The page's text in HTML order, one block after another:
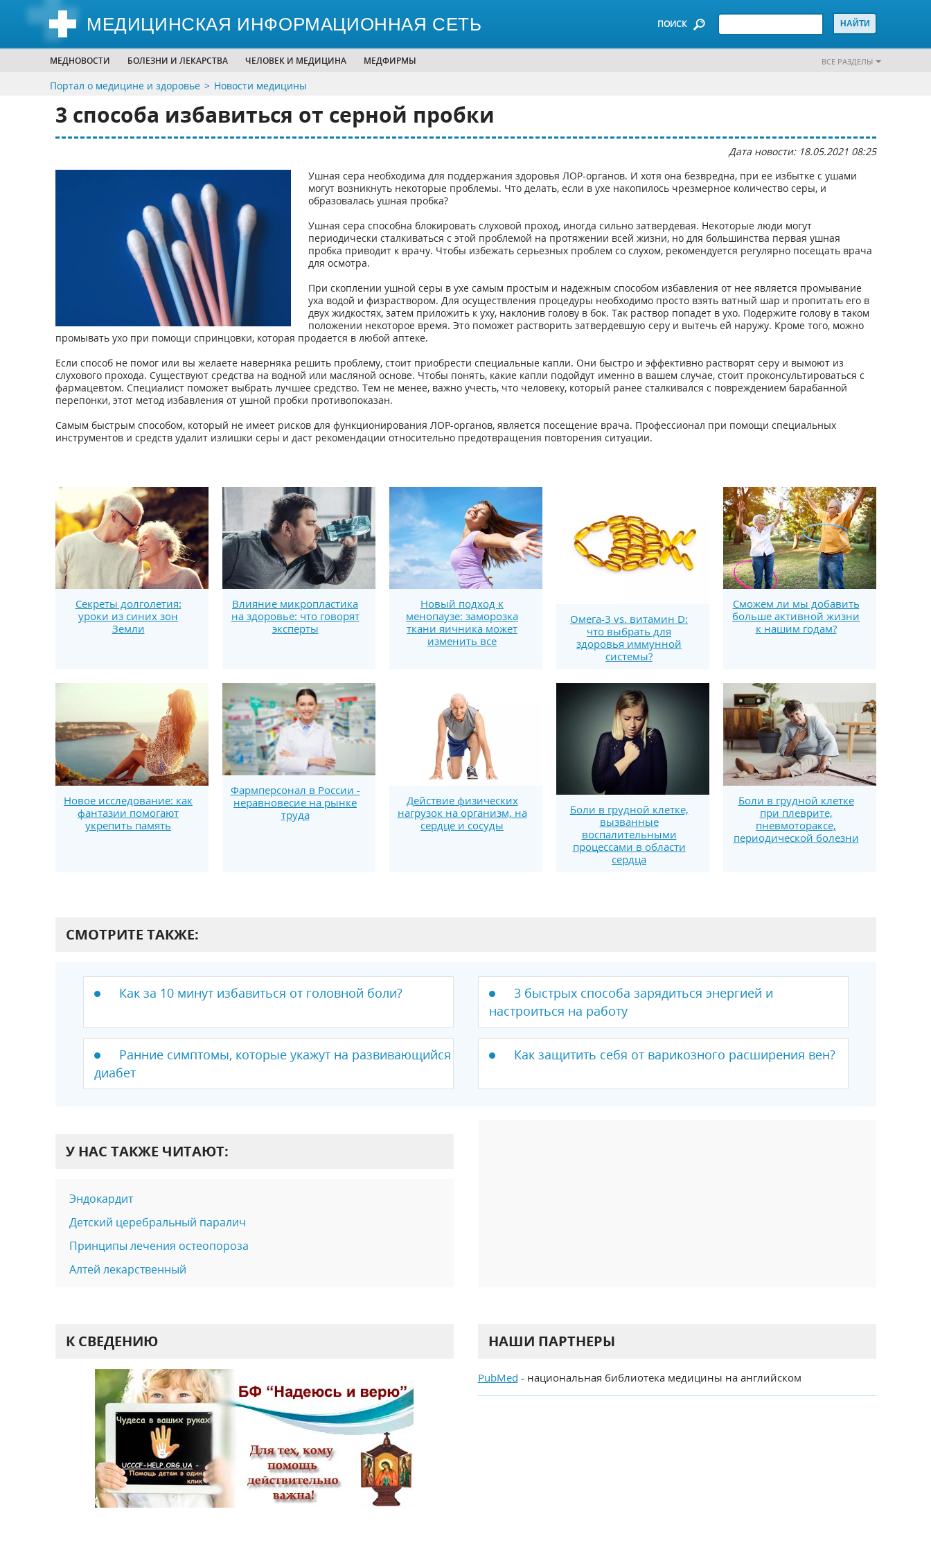
МЕДИЦИНСКАЯ ИНФОРМАЦИОННАЯ СЕТЬ ПОИСК
МЕДНОВОСТИ БОЛЕЗНИ И ЛЕКАРСТВА ЧЕЛОВЕК И МЕДИЦИНА МЕДФИРМЫ ВСЕ РАЗДЕЛЫ
Портал о медицине и здоровье Новости медицины
3 способа избавиться от серной пробки
Дата новости: 18.05.2021 08:25
Ушная сера необходима для поддержания здоровья ЛОР-органов. И хотя она безвредна, при ее избытке c ушами
могут возникнуть некоторые проблемы. Что делать, если в ухе накопилось чрезмерное количество серы, и
образовалась ушная пробка?
Ушная сера способна блокировать слуховой проход, иногда сильно затвердевая. Некоторые люди могут
периодически сталкиваться с этой проблемой на протяжении всей жизни, но для большинства первая ушная
пробка приводит к врачу. Чтобы избежать серьезных проблем со слухом, рекомендуется регулярно посещать врача
для осмотра.
При скоплении ушной серы в ухе самым простым и надежным способом избавления от нее является промывание
уха водой и физраствором. Для осуществления процедуры необходимо просто взять ватный шар и пропитать его в
двух жидкостях, затем приложить к уху, наклонив голову в бок. Так раствор попадет в ухо. Подержите голову в таком
положении некоторое время. Это поможет растворить затвердевшую серу и вытечь ей наружу. Кроме того, можно
промывать ухо при помощи спринцовки, которая продается в любой аптеке.
Если способ не помог или вы желаете наверняка решить проблему, стоит приобрести специальные капли. Они быстро и эффективно растворят серу и вымоют из
слухового прохода. Существуют средства на водной или масляной основе. Чтобы понять, какие капли подойдут именно в вашем случае, стоит проконсультироваться с
фармацевтом. Специалист поможет выбрать лучшее средство. Тем не менее, важно учесть, что человеку, который ранее сталкивался с повреждением барабанной
перепонки, этот метод избавления от ушной пробки противопоказан.
Самым быстрым способом, который не имеет рисков для функционирования ЛОР-органов, является посещение врача. Профессионал при помощи специальных
инструментов и средств удалит излишки серы и даст рекомендации относительно предотвращения повторения ситуации.
Секреты долголетия:
уроки из синих зон
Земли
Влияние микропластика
на здоровье: что говорят
эксперты
Новый подход к
менопаузе: заморозка
ткани яичника может
изменить все
Омега-3 vs. витамин D:
что выбрать для
здоровья иммунной
системы?
Сможем ли мы добавить
больше активной жизни
к нашим годам?
Новое исследование: как
фантазии помогают
укрепить память
Фармперсонал в России -
неравновесие на рынке
труда
Действие физических
нагрузок на организм, на
сердце и сосуды
Боли в грудной клетке,
вызванные
воспалительными
процессами в области
сердца
Боли в грудной клетке
при плеврите,
пневмотораксе,
периодической болезни
СМОТРИТЕ ТАКЖЕ:
Как за 10 минут избавиться от головной боли?
3 быстрых способа зарядиться энергией и
настроиться на работу
Ранние симптомы, которые укажут на развивающийся
диабет
Как защитить себя от варикозного расширения вен?
У НАС ТАКЖЕ ЧИТАЮТ:
Эндокардит
Детский церебральный паралич
Принципы лечения остеопороза
Алтей лекарственный
К СВЕДЕНИЮ НАШИ ПАРТНЕРЫ
PubMed - национальная библиотека медицины на английском